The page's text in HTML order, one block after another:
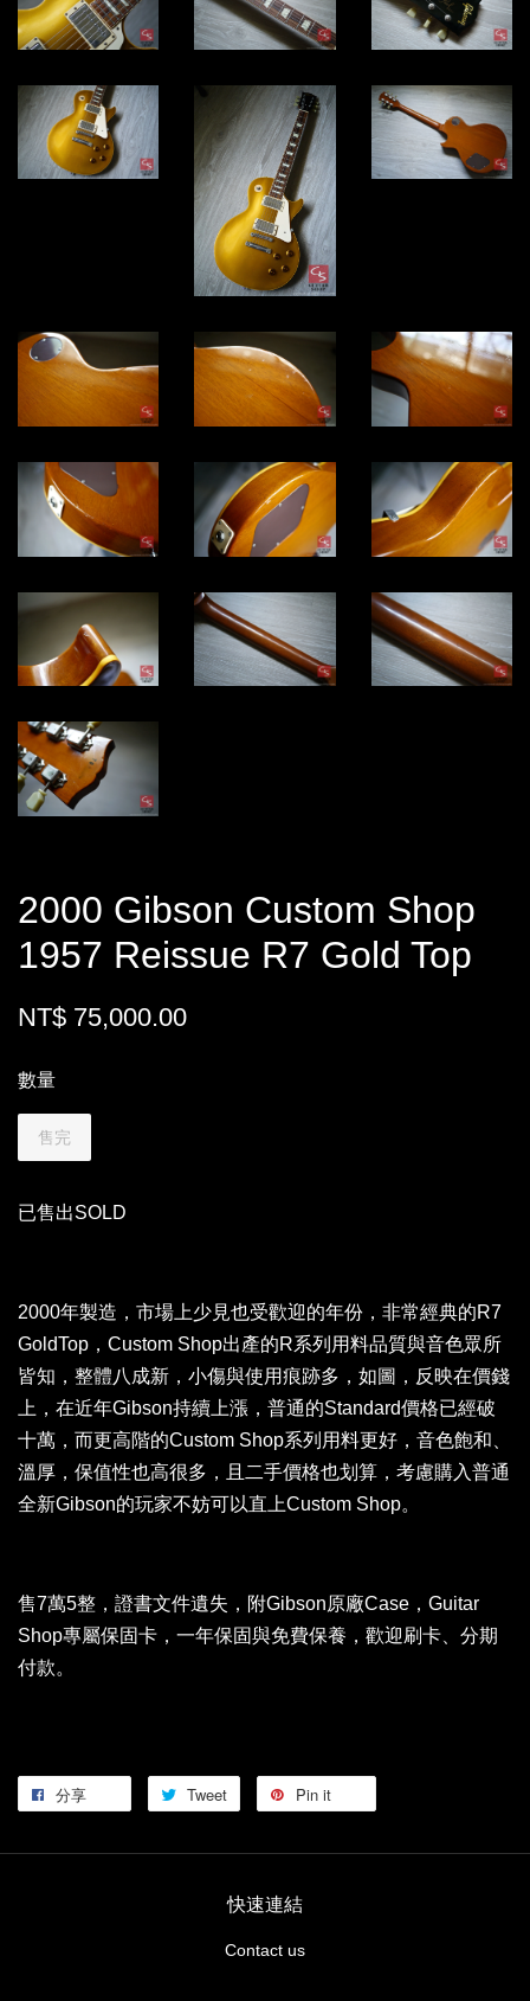
2000 Gibson Custom Shop
1957 Reissue R7 Gold Top
NT$ 75,000.00
數量
售完
已售出SOLD
2000年製造，市場上少見也受歡迎的年份，非常經典的R7
GoldTop，Custom Shop出產的R系列用料品質與音色眾所
皆知，整體八成新，小傷與使用痕跡多，如圖，反映在價錢
上，在近年Gibson持續上漲，普通的Standard價格已經破
十萬，而更高階的Custom Shop系列用料更好，音色飽和、
溫厚，保值性也高很多，且二手價格也划算，考慮購入普通
全新Gibson的玩家不妨可以直上Custom Shop。
售7萬5整，證書文件遺失，附Gibson原廠Case，Guitar
Shop專屬保固卡，一年保固與免費保養，歡迎刷卡、分期
付款。
分享 Tweet Pin it
快速連結
Contact us